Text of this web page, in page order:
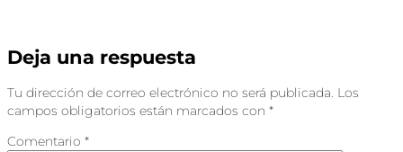
Deja una respuesta
Tu dirección de correo electrónico no será publicada. Los
campos obligatorios están marcados con *
Comentario *